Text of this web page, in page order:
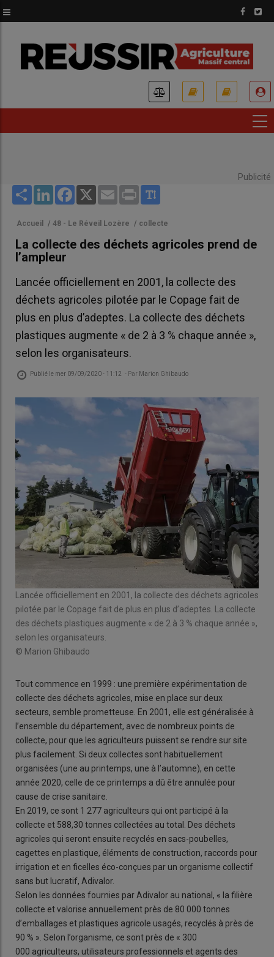
au
principal
Publicité
Share LinkedInFacebook
X Email Print
Accueil / 48 - Le Réveil Lozère / collecte
La collecte des déchets agricoles prend de
l’ampleur
Lancée officiellement en 2001, la collecte des
déchets agricoles pilotée par le Copage fait de
plus en plus d’adeptes. La collecte des déchets
plastiques augmente « de 2 à 3 % chaque année »,
selon les organisateurs.
Publié le mer 09/09/2020 - 11:12 - Par Marion Ghibaudo
Lancée officiellement en 2001, la collecte des déchets agricoles
pilotée par le Copage fait de plus en plus d’adeptes. La collecte
des déchets plastiques augmente « de 2 à 3 % chaque année »,
selon les organisateurs.
© Marion Ghibaudo
Tout commence en 1999 : une première expérimentation de
collecte des déchets agricoles, mise en place sur deux
secteurs, semble prometteuse. En 2001, elle est généralisée à
l’ensemble du département, avec de nombreux points de
collecte, pour que les agriculteurs puissent se rendre sur site
plus facilement. Si deux collectes sont habituellement
organisées (une au printemps, une à l’automne), en cette
année 2020, celle de ce printemps a dû être annulée pour
cause de crise sanitaire.
En 2019, ce sont 1 277 agriculteurs qui ont participé à la
collecte et 588,30 tonnes collectées au total. Des déchets
agricoles qui seront ensuite recyclés en sacs-poubelles,
cagettes en plastique, éléments de construction, raccords pour
irrigation et en ficelles éco-conçues par un organisme collectif
sans but lucratif, Adivalor.
Selon les données fournies par Adivalor au national, « la filière
collecte et valorise annuellement près de 80 000 tonnes
d’emballages et plastiques agricole usagés, recyclés à près de
90 % ». Selon l’organisme, ce sont près de « 300
000 agriculteurs, utilisateurs professionnels et agents des